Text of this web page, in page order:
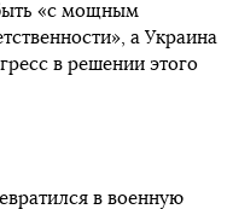
«с мощным
а Украина
в решении этого
в военную